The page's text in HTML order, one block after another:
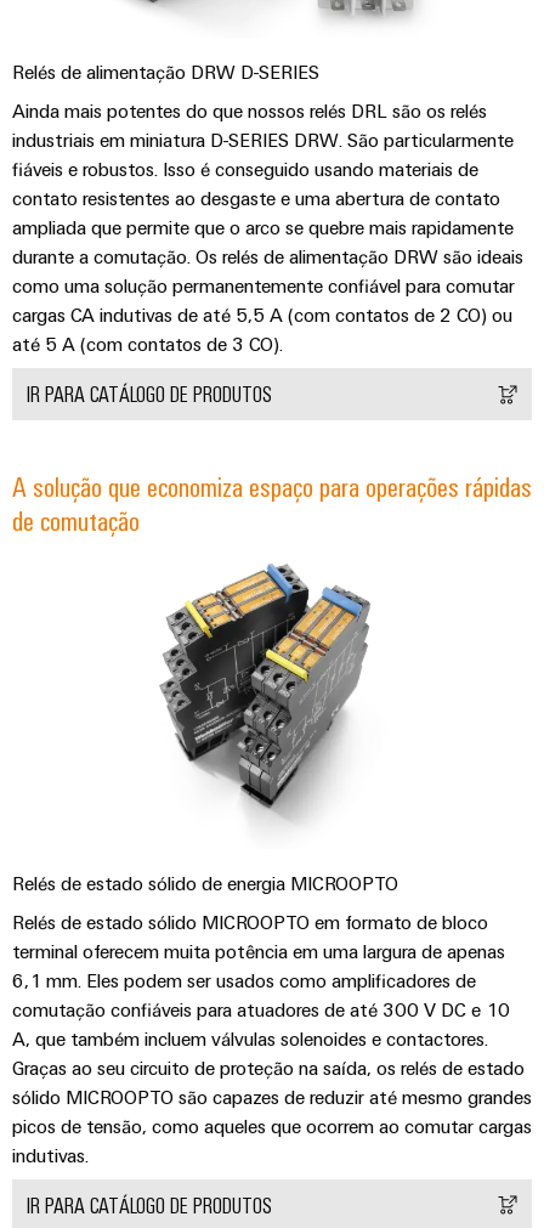
Relés de alimentação DRW D-SERIES
Ainda mais potentes do que nossos relés DRL são os relés
industriais em miniatura D-SERIES DRW. São particularmente
fiáveis e robustos. Isso é conseguido usando materiais de
contato resistentes ao desgaste e uma abertura de contato
ampliada que permite que o arco se quebre mais rapidamente
durante a comutação. Os relés de alimentação DRW são ideais
como uma solução permanentemente confiável para comutar
cargas CA indutivas de até 5,5 A (com contatos de 2 CO) ou
até 5 A (com contatos de 3 CO).
IR PARA CATÁLOGO DE PRODUTOS
A solução que economiza espaço para operações rápidas
de comutação
Relés de estado sólido de energia MICROOPTO
Relés de estado sólido MICROOPTO em formato de bloco
terminal oferecem muita potência em uma largura de apenas
6,1 mm. Eles podem ser usados como amplificadores de
comutação confiáveis para atuadores de até 300 V DC e 10
A, que também incluem válvulas solenoides e contactores.
Graças ao seu circuito de proteção na saída, os relés de estado
sólido MICROOPTO são capazes de reduzir até mesmo grandes
picos de tensão, como aqueles que ocorrem ao comutar cargas
indutivas.
IR PARA CATÁLOGO DE PRODUTOS